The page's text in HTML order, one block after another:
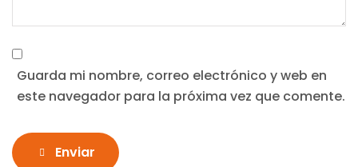
Guarda mi nombre, correo electrónico y web en
este navegador para la próxima vez que comente.
Enviar